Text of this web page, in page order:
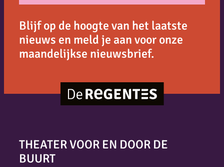
Blijf op de hoogte van het laatste
nieuws en meld je aan voor onze
maandelijkse nieuwsbrief.
THEATER VOOR EN DOOR DE
BUURT